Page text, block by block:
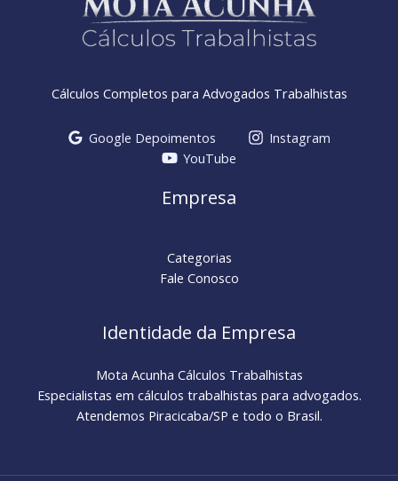
Cálculos Completos para Advogados Trabalhistas
Google Depoimentos
Instagram
YouTube
Empresa
Categorias
Fale Conosco
Identidade da Empresa
Mota Acunha Cálculos Trabalhistas
Especialistas em cálculos trabalhistas para advogados.
Atendemos Piracicaba/SP e todo o Brasil.